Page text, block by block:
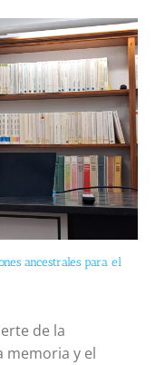
ancestrales para el
de la
memoria y el